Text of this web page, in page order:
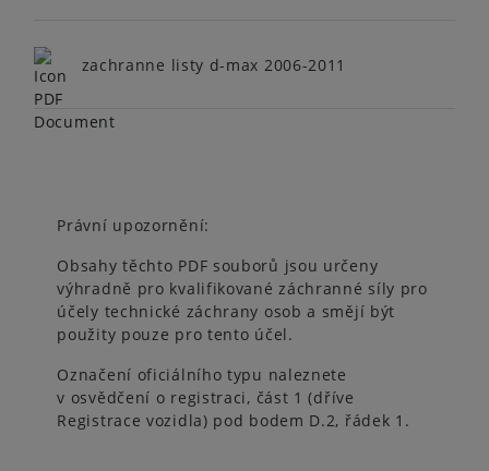
zachranne listy d-max 2006-2011
Právní upozornění:
Obsahy těchto PDF souborů jsou určeny
výhradně pro kvalifikované záchranné síly pro
účely technické záchrany osob a smějí být
použity pouze pro tento účel.
Označení oficiálního typu naleznete
v osvědčení o registraci, část 1 (dříve
Registrace vozidla) pod bodem D.2, řádek 1.